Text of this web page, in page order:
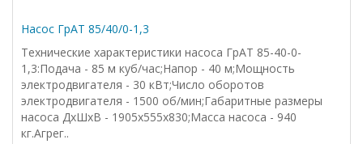
Насос ГрАТ 85/40/0-1,3
Технические характеристики насоса ГрАТ 85-40-0-
1,3:Подача - 85 м куб/час;Напор - 40 м;Мощность
электродвигателя - 30 кВт;Число оборотов
электродвигателя - 1500 об/мин;Габаритные размеры
насоса ДхШхВ - 1905х555х830;Масса насоса - 940
кг.Агрег..